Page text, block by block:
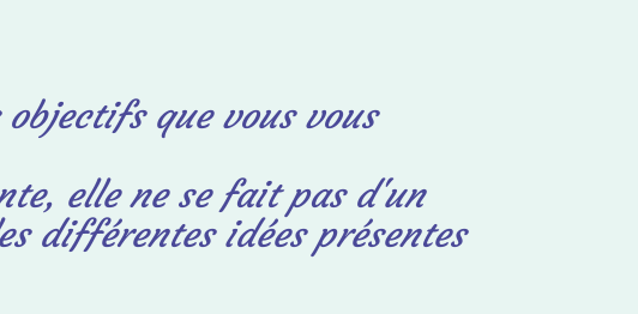
objectifs que vous vous
elle ne se fait pas d'un
différentes idées présentes